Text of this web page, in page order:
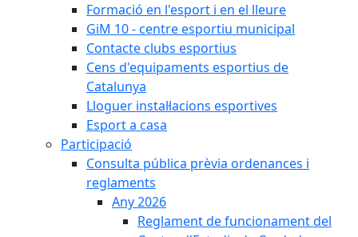
Formació en l'esport i en el lleure
GiM 10 - centre esportiu municipal
Contacte clubs esportius
Cens d'equipaments esportius de
Catalunya
Lloguer instal·lacions esportives
Esport a casa
Participació
Consulta pública prèvia ordenances i
reglaments
Any 2026
Reglament de funcionament del